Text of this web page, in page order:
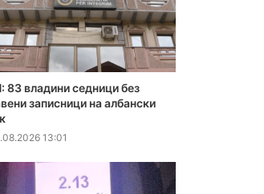
83 владини седници без
записници на албански
13:01